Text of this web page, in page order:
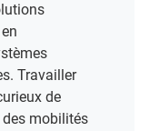
Travailler
de
des mobilités